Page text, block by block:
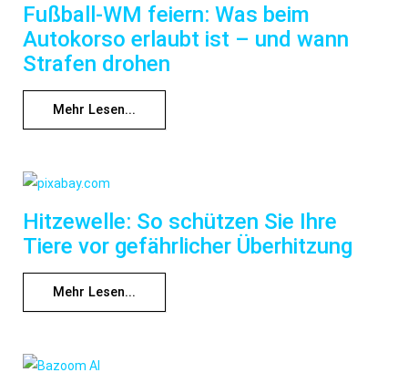
Fußball-WM feiern: Was beim
Autokorso erlaubt ist – und wann
Strafen drohen
Mehr Lesen...
Hitzewelle: So schützen Sie Ihre
Tiere vor gefährlicher Überhitzung
Mehr Lesen...